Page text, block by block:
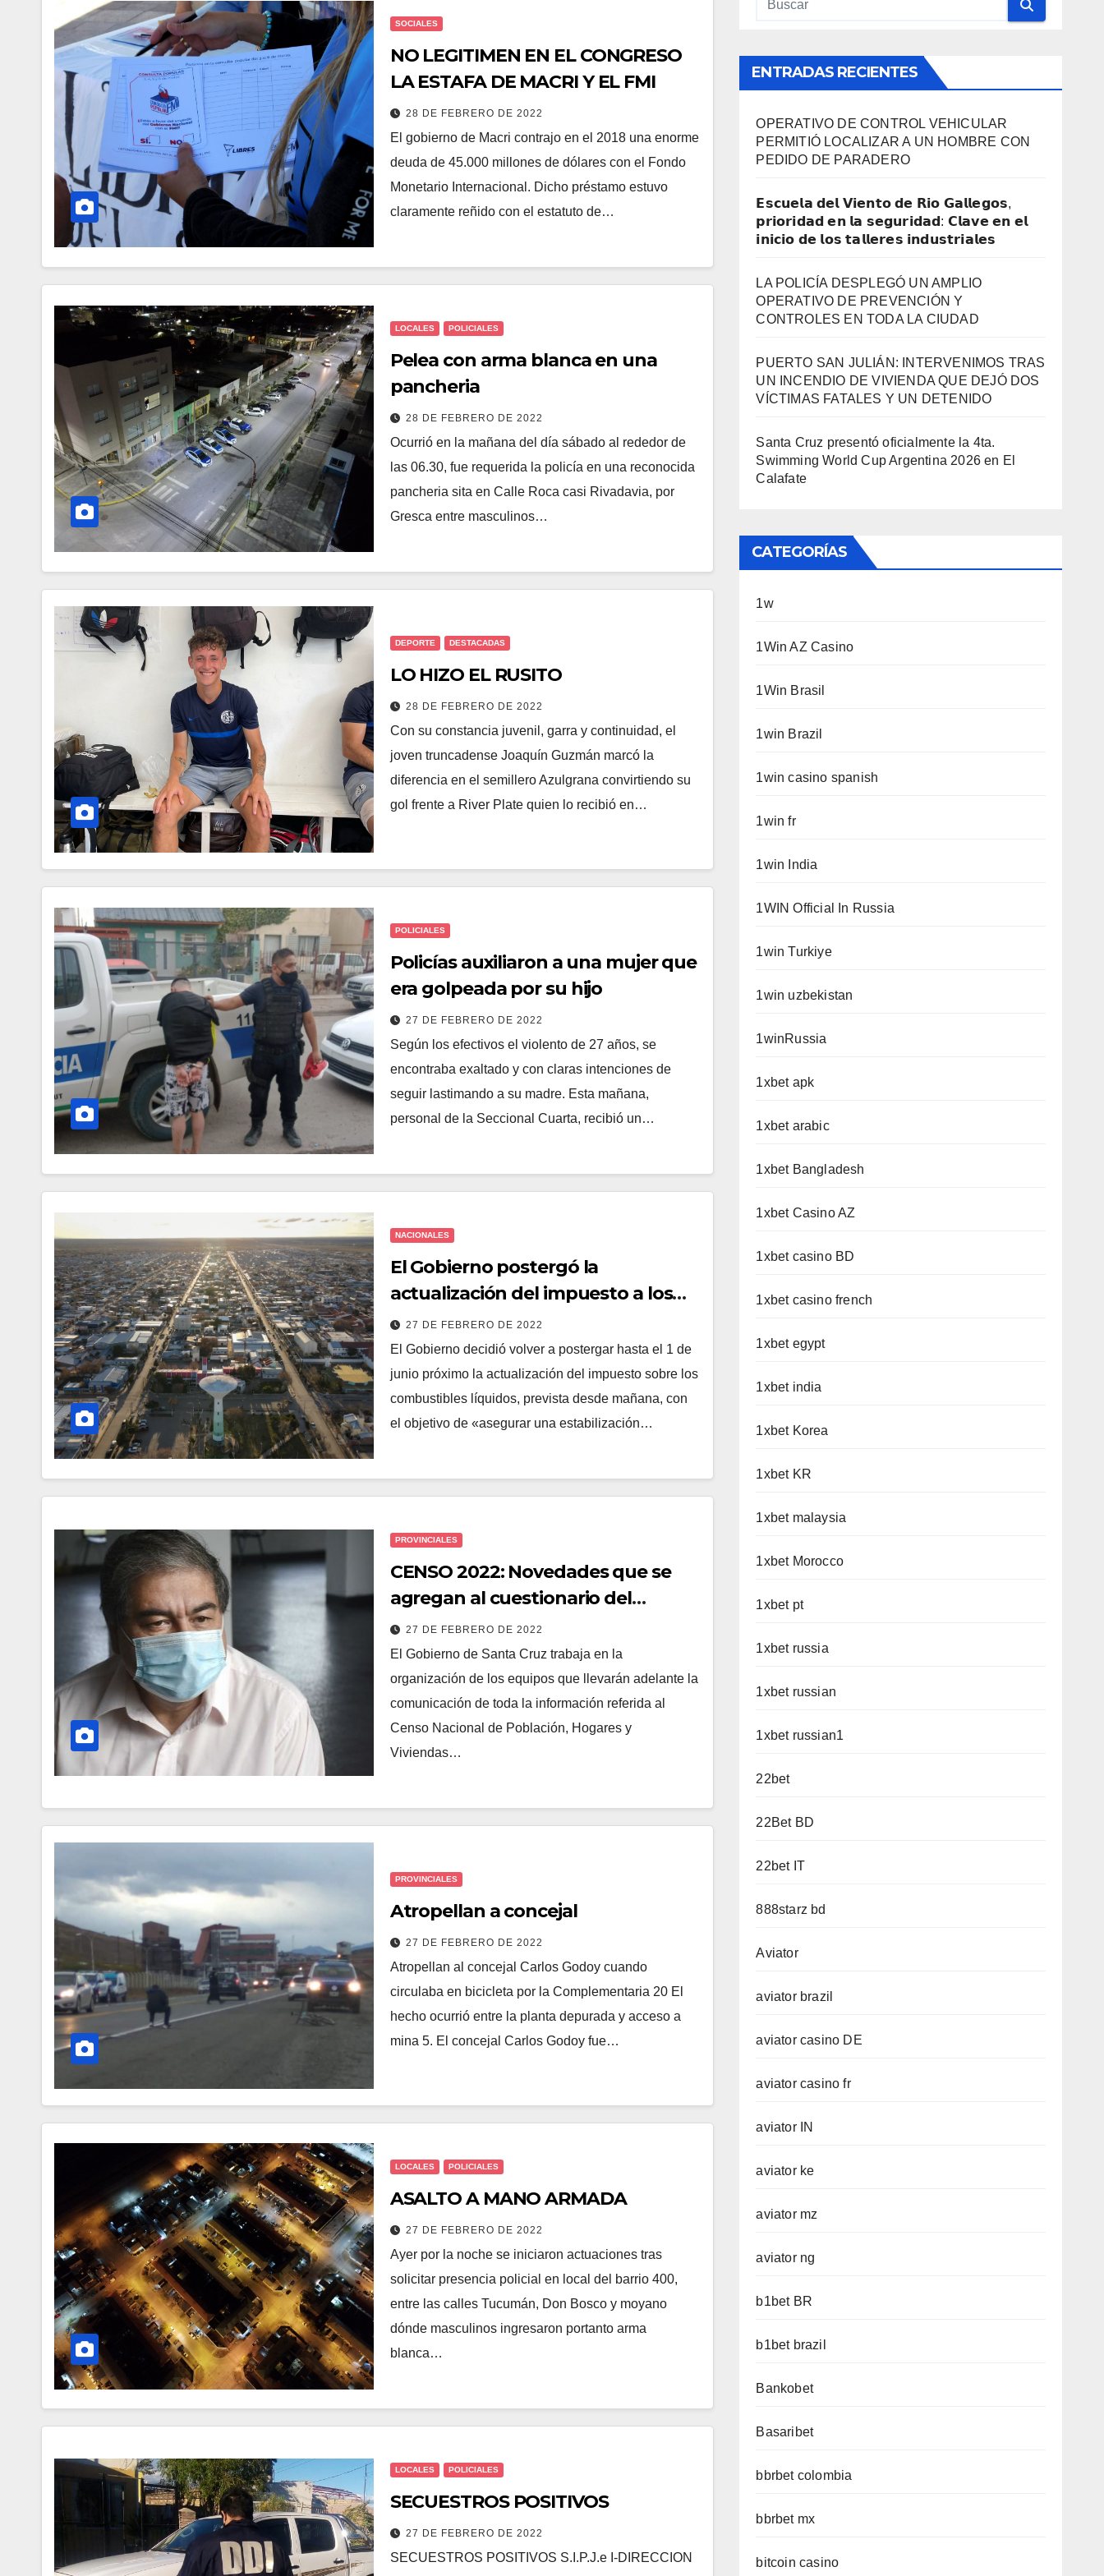
SOCIALES
NO LEGITIMEN EN EL CONGRESO
LA ESTAFA DE MACRI Y EL FMI
28 DE FEBRERO DE 2022
El gobierno de Macri contrajo en el 2018 una enorme
deuda de 45.000 millones de dólares con el Fondo
Monetario Internacional. Dicho préstamo estuvo
claramente reñido con el estatuto de…
LOCALES POLICIALES
Pelea con arma blanca en una
pancheria
28 DE FEBRERO DE 2022
Ocurrió en la mañana del día sábado al rededor de
las 06.30, fue requerida la policía en una reconocida
pancheria sita en Calle Roca casi Rivadavia, por
Gresca entre masculinos…
DEPORTE DESTACADAS
LO HIZO EL RUSITO
28 DE FEBRERO DE 2022
Con su constancia juvenil, garra y continuidad, el
joven truncadense Joaquín Guzmán marcó la
diferencia en el semillero Azulgrana convirtiendo su
gol frente a River Plate quien lo recibió en…
POLICIALES
Policías auxiliaron a una mujer que
era golpeada por su hijo
27 DE FEBRERO DE 2022
Según los efectivos el violento de 27 años, se
encontraba exaltado y con claras intenciones de
seguir lastimando a su madre. Esta mañana,
personal de la Seccional Cuarta, recibió un…
NACIONALES
El Gobierno postergó la
actualización del impuesto a los
hidrocarburos
27 DE FEBRERO DE 2022
El Gobierno decidió volver a postergar hasta el 1 de
junio próximo la actualización del impuesto sobre los
combustibles líquidos, prevista desde mañana, con
el objetivo de «asegurar una estabilización…
PROVINCIALES
CENSO 2022: Novedades que se
agregan al cuestionario del
operativo nacional y otros detalles
27 DE FEBRERO DE 2022
El Gobierno de Santa Cruz trabaja en la
organización de los equipos que llevarán adelante la
comunicación de toda la información referida al
Censo Nacional de Población, Hogares y
Viviendas…
PROVINCIALES
Atropellan a concejal
27 DE FEBRERO DE 2022
Atropellan al concejal Carlos Godoy cuando
circulaba en bicicleta por la Complementaria 20 El
hecho ocurrió entre la planta depurada y acceso a
mina 5. El concejal Carlos Godoy fue…
LOCALES POLICIALES
ASALTO A MANO ARMADA
27 DE FEBRERO DE 2022
Ayer por la noche se iniciaron actuaciones tras
solicitar presencia policial en local del barrio 400,
entre las calles Tucumán, Don Bosco y moyano
dónde masculinos ingresaron portanto arma
blanca…
LOCALES POLICIALES
SECUESTROS POSITIVOS
27 DE FEBRERO DE 2022
SECUESTROS POSITIVOS S.I.P.J.e I-DIRECCION
ENTRADAS RECIENTES
OPERATIVO DE CONTROL VEHICULAR
PERMITIÓ LOCALIZAR A UN HOMBRE CON
PEDIDO DE PARADERO
𝗘𝘀𝗰𝘂𝗲𝗹𝗮 𝗱𝗲𝗹 𝗩𝗶𝗲𝗻𝘁𝗼 𝗱𝗲 𝗥𝗶𝗼 𝗚𝗮𝗹𝗹𝗲𝗴𝗼𝘀,
𝗽𝗿𝗶𝗼𝗿𝗶𝗱𝗮𝗱 𝗲𝗻 𝗹𝗮 𝘀𝗲𝗴𝘂𝗿𝗶𝗱𝗮𝗱: 𝗖𝗹𝗮𝘃𝗲 𝗲𝗻 𝗲𝗹
𝗶𝗻𝗶𝗰𝗶𝗼 𝗱𝗲 𝗹𝗼𝘀 𝘁𝗮𝗹𝗹𝗲𝗿𝗲𝘀 𝗶𝗻𝗱𝘂𝘀𝘁𝗿𝗶𝗮𝗹𝗲𝘀
LA POLICÍA DESPLEGÓ UN AMPLIO
OPERATIVO DE PREVENCIÓN Y
CONTROLES EN TODA LA CIUDAD
PUERTO SAN JULIÁN: INTERVENIMOS TRAS
UN INCENDIO DE VIVIENDA QUE DEJÓ DOS
VÍCTIMAS FATALES Y UN DETENIDO
Santa Cruz presentó oficialmente la 4ta.
Swimming World Cup Argentina 2026 en El
Calafate
CATEGORÍAS
1w
1Win AZ Casino
1Win Brasil
1win Brazil
1win casino spanish
1win fr
1win India
1WIN Official In Russia
1win Turkiye
1win uzbekistan
1winRussia
1xbet apk
1xbet arabic
1xbet Bangladesh
1xbet Casino AZ
1xbet casino BD
1xbet casino french
1xbet egypt
1xbet india
1xbet Korea
1xbet KR
1xbet malaysia
1xbet Morocco
1xbet pt
1xbet russia
1xbet russian
1xbet russian1
22bet
22Bet BD
22bet IT
888starz bd
Aviator
aviator brazil
aviator casino DE
aviator casino fr
aviator IN
aviator ke
aviator mz
aviator ng
b1bet BR
b1bet brazil
Bankobet
Basaribet
bbrbet colombia
bbrbet mx
bitcoin casino